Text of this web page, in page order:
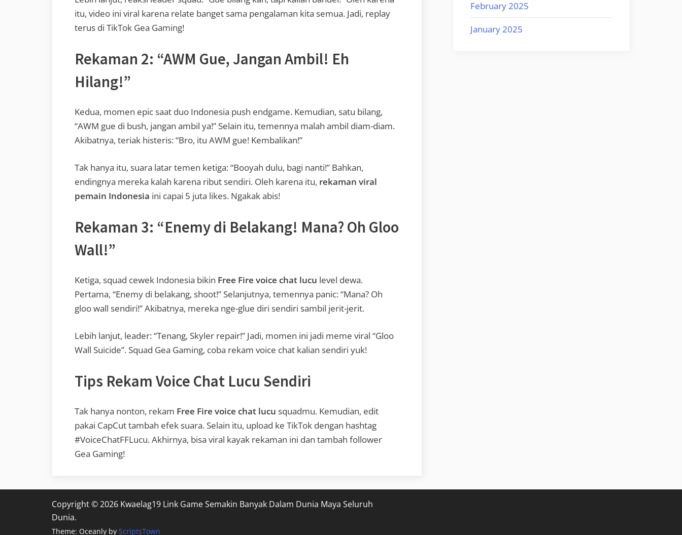
itu, video ini viral karena relate banget sama pengalaman kita semua. Jadi, replay
terus di TikTok Gea Gaming!
Rekaman 2: “AWM Gue, Jangan Ambil! Eh
Hilang!”
Kedua, momen epic saat duo Indonesia push endgame. Kemudian, satu bilang,
“AWM gue di bush, jangan ambil ya!” Selain itu, temennya malah ambil diam-diam.
Akibatnya, teriak histeris: “Bro, itu AWM gue! Kembalikan!”
Tak hanya itu, suara latar temen ketiga: “Booyah dulu, bagi nanti!” Bahkan,
endingnya mereka kalah karena ribut sendiri. Oleh karena itu, rekaman viral
pemain Indonesia ini capai 5 juta likes. Ngakak abis!
Rekaman 3: “Enemy di Belakang! Mana? Oh Gloo
Wall!”
Ketiga, squad cewek Indonesia bikin Free Fire voice chat lucu level dewa.
Pertama, “Enemy di belakang, shoot!” Selanjutnya, temennya panic: “Mana? Oh
gloo wall sendiri!” Akibatnya, mereka nge-glue diri sendiri sambil jerit-jerit.
Lebih lanjut, leader: “Tenang, Skyler repair!” Jadi, momen ini jadi meme viral “Gloo
Wall Suicide”. Squad Gea Gaming, coba rekam voice chat kalian sendiri yuk!
Tips Rekam Voice Chat Lucu Sendiri
Tak hanya nonton, rekam Free Fire voice chat lucu squadmu. Kemudian, edit
pakai CapCut tambah efek suara. Selain itu, upload ke TikTok dengan hashtag
#VoiceChatFFLucu. Akhirnya, bisa viral kayak rekaman ini dan tambah follower
Gea Gaming!
February 2025
January 2025
Copyright © 2026 Kwaelag19 Link Game Semakin Banyak Dalam Dunia Maya Seluruh
Dunia.
Theme: Oceanly by ScriptsTown